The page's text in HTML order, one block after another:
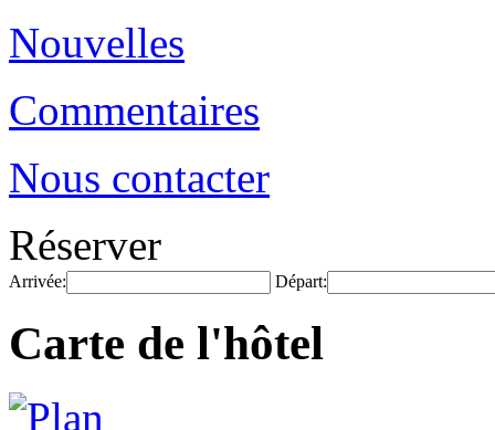
Nouvelles
Commentaires
Nous contacter
Réserver
Arrivée: Départ:
Carte de l'hôtel